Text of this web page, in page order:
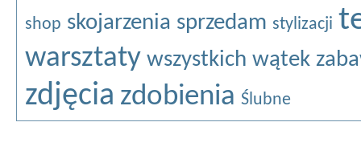
shop skojarzenia sprzedam stylizacji
warsztaty wszystkich wątek
zdjęcia zdobienia Ślubne